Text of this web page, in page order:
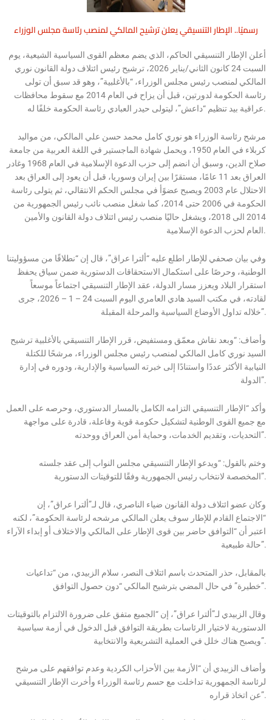
رسميًا.. الإطار التنسيقي يعلن ترشيح المالكي لمنصب رئاسة مجلس الوزراء
أعلن الإطار التنسيقي الحاكم، الذي يضم معظم القوى السياسية الشيعية، يوم
السبت 24 كانون الثاني/يناير 2026، ترشيح رئيس ائتلاف دولة القانون نوري
المالكي لمنصب رئيس مجلس الوزراء، “بالأغلبية”، وهو قد سبق أن تولى
رئاسة الحكومة لدورتين، قبل أن يزاح في العام 2014 مع سقوط محافظات
عراقية بيد تنظيم “داعش”، ليتولى حيدر العبادي رئاسة الحكومة خلفًا له.
مرشح رئاسة الوزراء هو نوري كامل محمد حسن علي المالكي، من مواليد
كربلاء في العام 1950، ويحمل شهادة الماجستير في اللغة العربية من جامعة
صلاح الدين، وسبق أن انضم إلى حزب الدعوة الإسلامية في العام 1968 وغادر
العراق بعد 11 عامًا، مستقرًا بين إيران وسوريا، قبل أن يعود إلى العراق بعد
الاحتلال عام 2003 ويصبح عضوًأ في مجلس الحكم الانتقالي، ثم يتولى رئاسة
الحكومة في 2006 حتى 2014، كما شغل منصب نائب رئيس الجمهورية من
2014 الى 2018، ويشغل حاليًا منصب رئيس ائتلاف دولة القانون والأمين
العام لحزب الدعوة الإسلامية.
وفي بيان صحفي للإطار اطلع عليه “ألترا عراق”، قال إن “نطلاقًا من مسؤوليتنا
الوطنية، وحرصًا على استكمال الاستحقاقات الدستورية ضمن سياق يحفظ
استقرار البلاد ويعزز مسار الدولة، عقد الإطار التنسيقي اجتماعاً موسعاً
لقادته، في مكتب السيد هادي العامري اليوم السبت 24 – 1 – 2026، جرى
خلاله تداول الأوضاع السياسية والمرحلة المقبلة”.
وأضاف: “وبعد نقاش معمّق ومستفيض، قرر الإطار التنسيقي بالأغلبية ترشيح
السيد نوري كامل المالكي لمنصب رئيس مجلس الوزراء، مرشحًا للكتلة
النيابية الأكثر عددًا واستنادًا إلى خبرته السياسية والإدارية، ودوره في إدارة
الدولة”.
وأكد “الإطار التنسيقي التزامه الكامل بالمسار الدستوري، وحرصه على العمل
مع جميع القوى الوطنية لتشكيل حكومة قوية وفاعلة، قادرة على مواجهة
التحديات، وتقديم الخدمات، وحماية أمن العراق ووحدته”.
وختم بالقول: “ويدعو الإطار التنسيقي مجلس النواب إلى عقد جلسته
المخصصة لانتخاب رئيس الجمهورية وفقًا للتوقيتات الدستورية”.
وكان عضو ائتلاف دولة القانون ضياء الناصري، قال لـ”ألترا عراق”، إن
“الاجتماع القادم للإطار سوف يعلن المالكي مرشحه لرئاسة الحكومة”، لكنه
اعتبر أن “التوافق حاضر بين قوى الإطار على المالكي والاختلاف أو إبداء الآراء
حالة طبيعية”.
بالمقابل، حذر المتحدث باسم ائتلاف النصر، سلام الزبيدي، من “تداعيات
خطيرة” في حال المضي بترشيح المالكي “دون حصول التوافق”.
وقال الزبيدي لـ”ألترا عراق”، إن “الجميع متفق على ضرورة الالتزام بالتوقيتات
الدستورية لاختيار الرئاسات بطريقة التوافق قبل الدخول في أزمة سياسية
ويصبح هناك خلل في العملية التشريعية والانتخابية”.
وأضاف الزبيدي أن “الأزمة بين الأحزاب الكردية وعدم توافقهم على مرشح
لرئاسة الجمهورية تداخلت مع حسم رئاسة الوزراء وأخرت الإطار التنسيقي
عن اتخاذ قراره”.